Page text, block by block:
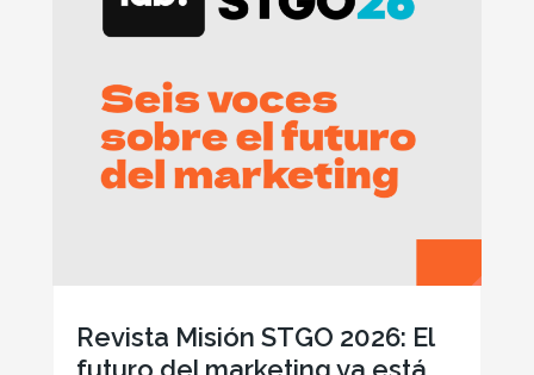
Revista Misión STGO 2026: El